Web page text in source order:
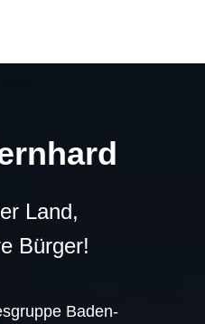
Land,
Bürger!
Baden-